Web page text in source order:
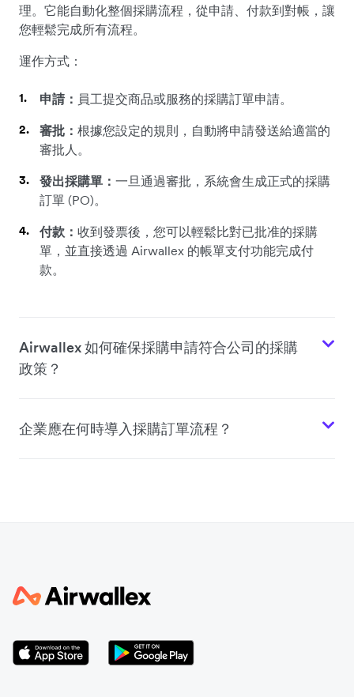
理。它能自動化整個採購流程，從申請、付款到對帳，讓
您輕鬆完成所有流程。
運作方式：
申請： 員工提交商品或服務的採購訂單申請。
審批： 根據您設定的規則，自動將申請發送給適當的
審批人。
發出採購單： 一旦通過審批，系統會生成正式的採購
訂單 (PO)。
付款： 收到發票後，您可以輕鬆比對已批准的採購
單，並直接透過 Airwallex 的帳單支付功能完成付
款。
Airwallex 如何確保採購申請符合公司的採購
政策？
企業應在何時導入採購訂單流程？